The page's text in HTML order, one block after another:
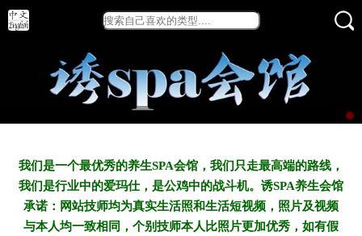
我们是一个最优秀的养生SPA会馆，我们只走最高端的路线，
我们是行业中的爱玛仕，是公鸡中的战斗机。诱SPA养生会馆
承诺：网站技师均为真实生活照和生活短视频，照片及视频
与本人均一致相同，个别技师本人比照片更加优秀，如有假